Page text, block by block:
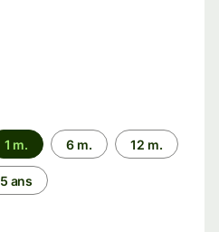
1 m. 6 m. 12 m.
5 ans